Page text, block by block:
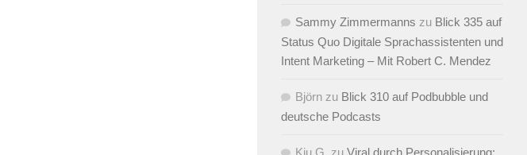
Sammy Zimmermanns zu Blick 335 auf
Status Quo Digitale Sprachassistenten und
Intent Marketing – Mit Robert C. Mendez
Björn zu Blick 310 auf Podbubble und
deutsche Podcasts
Kiu G. zu Viral durch Personalisierung: